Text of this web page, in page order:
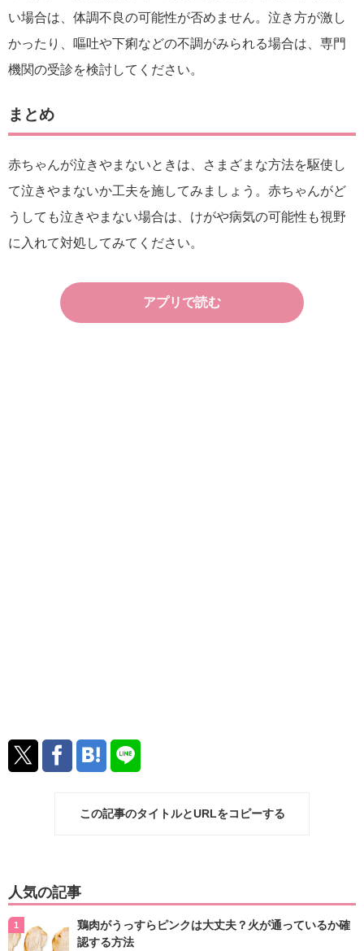
い場合は、体調不良の可能性が否めません。泣き方が激し
かったり、嘔吐や下痢などの不調がみられる場合は、専門
機関の受診を検討してください。
まとめ
赤ちゃんが泣きやまないときは、さまざまな方法を駆使し
て泣きやまないか工夫を施してみましょう。赤ちゃんがど
うしても泣きやまない場合は、けがや病気の可能性も視野
に入れて対処してみてください。
アプリで読む
この記事のタイトルとURLをコピーする
人気の記事
鶏肉がうっすらピンクは大丈夫？火が通っているか確
認する方法